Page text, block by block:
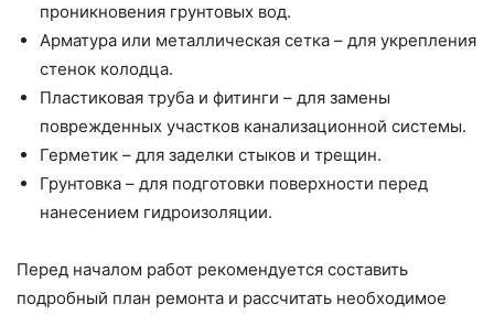
проникновения грунтовых вод.
Арматура или металлическая сетка – для укрепления
стенок колодца.
Пластиковая труба и фитинги – для замены
поврежденных участков канализационной системы.
Герметик – для заделки стыков и трещин.
Грунтовка – для подготовки поверхности перед
нанесением гидроизоляции.
Перед началом работ рекомендуется составить
подробный план ремонта и рассчитать необходимое